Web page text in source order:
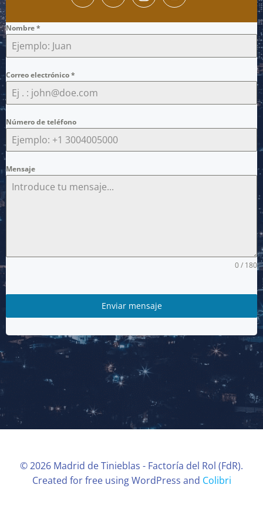
Nombre*
Correo electrónico*
Número de teléfono
Mensaje
0 / 180
Enviar mensaje
© 2026 Madrid de Tinieblas - Factoría del Rol (FdR).
Created for free using WordPress and Colibri